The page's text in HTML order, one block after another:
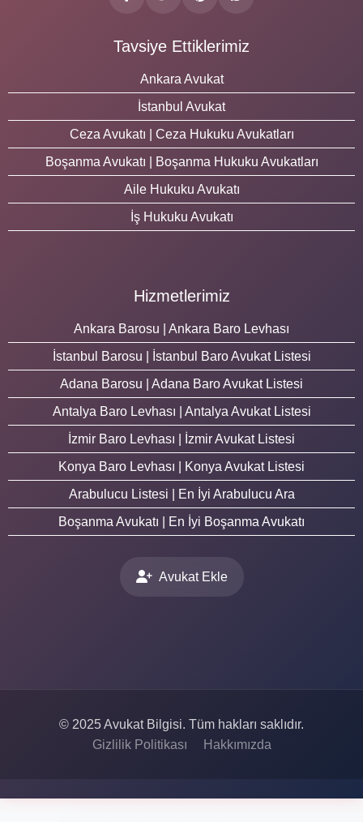
Tavsiye Ettiklerimiz
Ankara Avukat
İstanbul Avukat
Ceza Avukatı | Ceza Hukuku Avukatları
Boşanma Avukatı | Boşanma Hukuku Avukatları
Aile Hukuku Avukatı
İş Hukuku Avukatı
Hizmetlerimiz
Ankara Barosu | Ankara Baro Levhası
İstanbul Barosu | İstanbul Baro Avukat Listesi
Adana Barosu | Adana Baro Avukat Listesi
Antalya Baro Levhası | Antalya Avukat Listesi
İzmir Baro Levhası | İzmir Avukat Listesi
Konya Baro Levhası | Konya Avukat Listesi
Arabulucu Listesi | En İyi Arabulucu Ara
Boşanma Avukatı | En İyi Boşanma Avukatı
Avukat Ekle
© 2025 Avukat Bilgisi. Tüm hakları saklıdır.
Gizlilik Politikası
Hakkımızda